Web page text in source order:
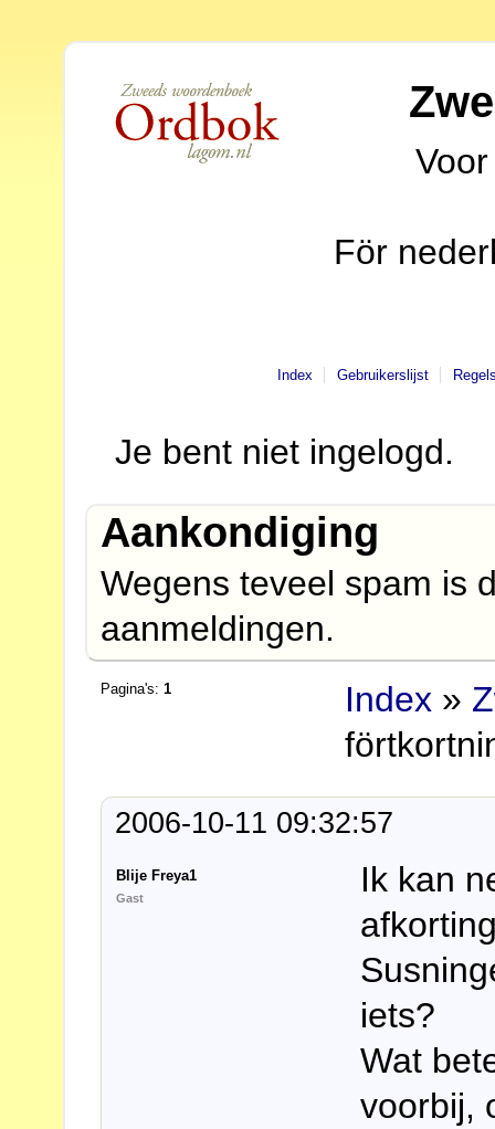
För
Index Gebruikerslijst
Je bent niet ingelogd.
Aankondiging
Wegens teveel spam is
aanmeldingen.
Pagina's:1 Index »
2006-10-11 09:32:57
Blije Freya1
Gast
Ik kan
iets?
Wat
voorbij,